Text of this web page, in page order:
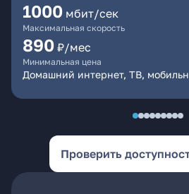
1000 мбит/сек
Максимальная скорость
890 ₽/мес
Минимальная цена
Домашний интернет, ТВ,
Проверить